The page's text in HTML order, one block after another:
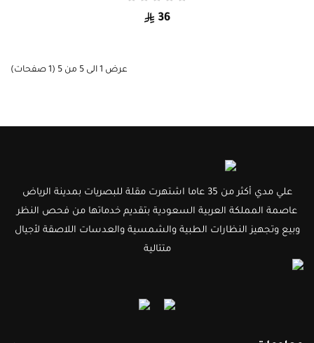
36
عرض 1 الى 5 من 5 (1 صفحات)
علي مدي أكثر من 35 عاما اشتهرت مقلة للبصريات بمدينة الرياض
عاصمة المملكة العربية السعودية بتقديم خدماتها من فحص النظر
وبيع وتجهيز النظارات الطبية والشمسية والعدسات اللاصقة لأجيال
متتالية